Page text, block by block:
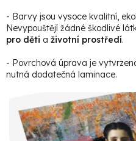
- Barvy jsou vysoce kvalitní,
Nevypouštějí žádné škodlivé
pro děti a životní prostředí.
- Povrchová úprava je
nutná dodatečná laminace.